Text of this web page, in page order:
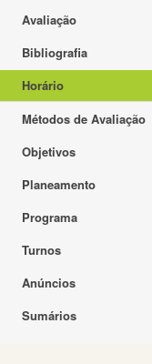
Avaliação
Bibliografia
Horário
Métodos de Avaliação
Objetivos
Planeamento
Programa
Turnos
Anúncios
Sumários